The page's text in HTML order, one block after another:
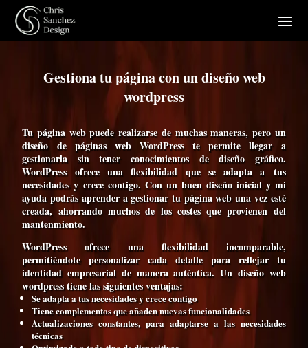
Gestiona tu página con un diseño web
wordpress
Tu página web puede realizarse de muchas maneras, pero un
diseño de páginas web WordPresste permite llegar a
gestionarla sin tener conocimientos de diseño gráfico.
WordPress ofrece una flexibilidad que se adapta a tus
necesidadesycrece contigo. Con un buen diseño inicial y mi
ayuda podrás aprender a gestionar tu página web una vez esté
creada, ahorrando muchos de los costes que provienen del
mantenmiento.
WordPress ofrece una flexibilidad incomparable,
permitiéndote personalizar cada detalle para reflejar tu
identidad empresarial de manera auténtica. Un diseño web
wordpress tiene las siguientes ventajas:
Se adapta a tus necesidades y crece contigo
Tiene complementos que añaden nuevas funcionalidades
Actualizaciones constantes, para adaptarse a las necesidades
técnicas